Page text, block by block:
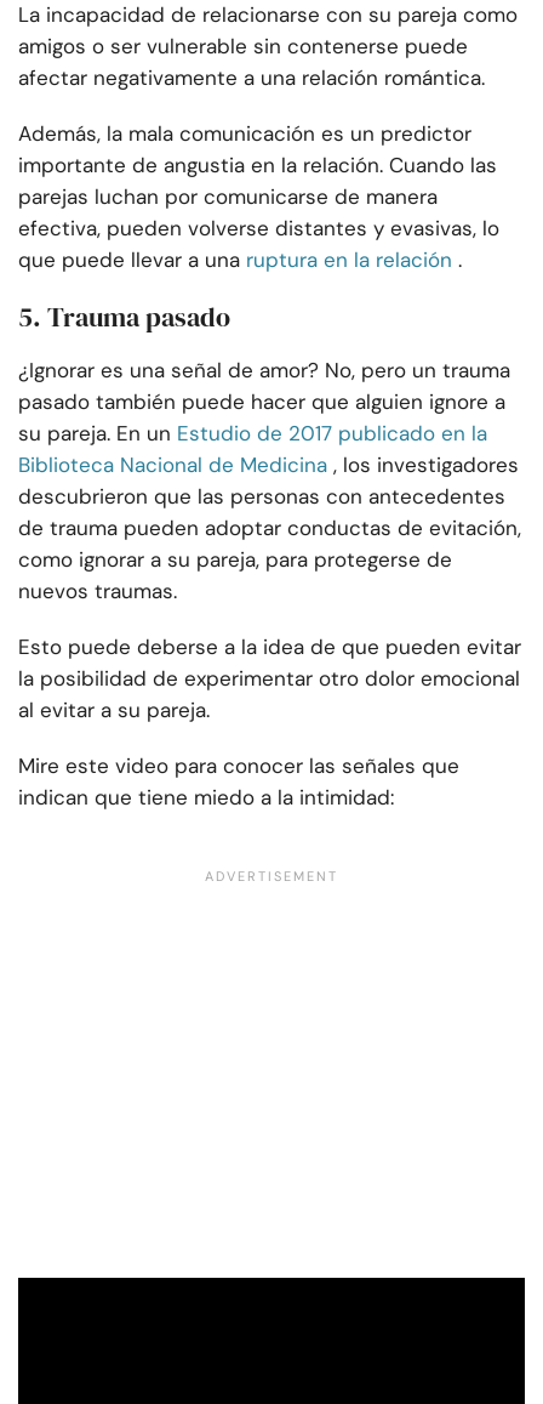
La incapacidad de relacionarse con su pareja como
amigos o ser vulnerable sin contenerse puede
afectar negativamente a una relación romántica.
Además, la mala comunicación es un predictor
importante de angustia en la relación. Cuando las
parejas luchan por comunicarse de manera
efectiva, pueden volverse distantes y evasivas, lo
que puede llevar a una ruptura en la relación .
5. Trauma pasado
¿Ignorar es una señal de amor? No, pero un trauma
pasado también puede hacer que alguien ignore a
su pareja. En un Estudio de 2017 publicado en la
Biblioteca Nacional de Medicina , los investigadores
descubrieron que las personas con antecedentes
de trauma pueden adoptar conductas de evitación,
como ignorar a su pareja, para protegerse de
nuevos traumas.
Esto puede deberse a la idea de que pueden evitar
la posibilidad de experimentar otro dolor emocional
al evitar a su pareja.
Mire este video para conocer las señales que
indican que tiene miedo a la intimidad: